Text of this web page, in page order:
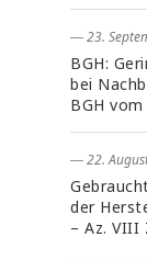
― 23.
BGH:
bei
BGH
― 22.
der
– Az. VIII